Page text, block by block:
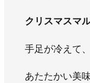
社長挨拶 企
スタッフ紹介
お知らせ
クリスマスマ
手足が冷えて
あたたかい美